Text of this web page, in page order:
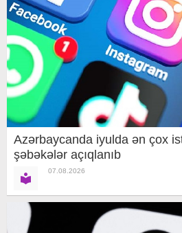
Azərbaycanda iyulda ən çox
şəbəkələr açıqlanıb
07.08.2026